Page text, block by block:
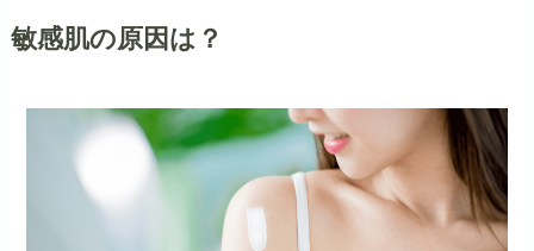
敏感肌の原因は？